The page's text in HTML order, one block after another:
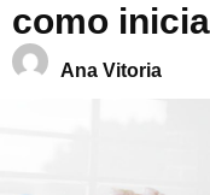
como
Ana Vitoria